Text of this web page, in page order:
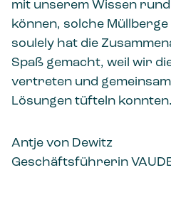
mit unserem Wissen
können, solche
soulely hat die
Spaß gemacht, weil wir
vertreten und
Lösungen tüfteln
Antje von Dewitz
Geschäftsführerin